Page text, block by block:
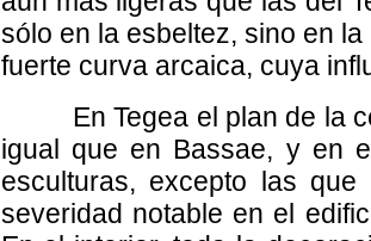
sólo en la esbeltez, sino en
fuerte curva arcaica, cuya
En Tegea el plan de la
igual que en Bassae, y en
esculturas, excepto las
severidad notable en el